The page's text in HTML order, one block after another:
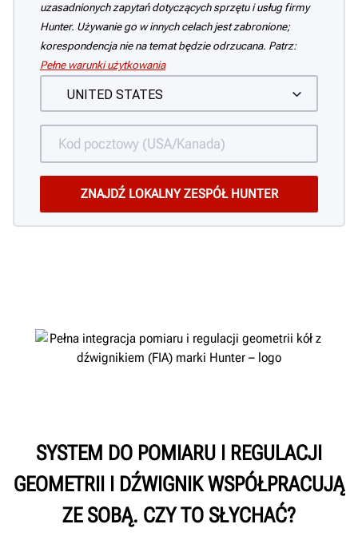
uzasadnionych zapytań dotyczących sprzętu i usług firmy
Hunter. Używanie go w innych celach jest zabronione;
korespondencja nie na temat będzie odrzucana. Patrz:
Pełne warunki użytkowania
SYSTEM DO POMIARU I REGULACJI
GEOMETRII I DŹWIGNIK WSPÓŁPRACUJĄ
ZE SOBĄ. CZY TO SŁYCHAĆ?